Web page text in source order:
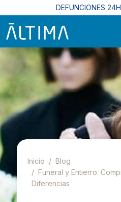
DEFUNCIONES
Inicio
Blog
Funeral y Entierro:
Diferencias